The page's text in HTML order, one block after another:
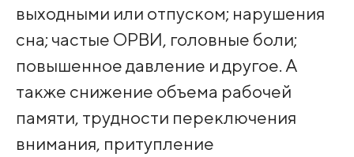
выходными или отпуском; нарушения
сна; частые ОРВИ, головные боли;
повышенное давление и другое. А
также снижение объема рабочей
памяти, трудности переключения
внимания, притупление